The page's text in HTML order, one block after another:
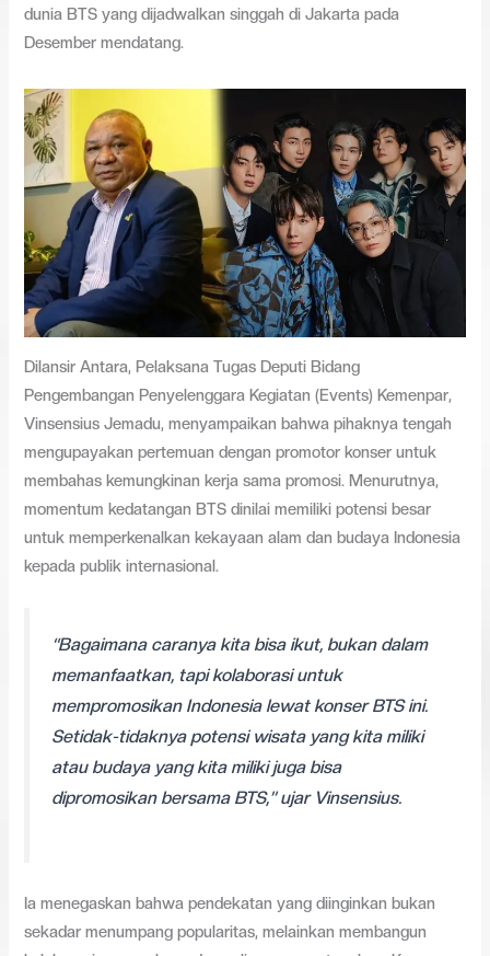
dunia BTS yang dijadwalkan singgah di Jakarta pada
Desember mendatang.
Dilansir Antara, Pelaksana Tugas Deputi Bidang
Pengembangan Penyelenggara Kegiatan (Events) Kemenpar,
Vinsensius Jemadu, menyampaikan bahwa pihaknya tengah
mengupayakan pertemuan dengan promotor konser untuk
membahas kemungkinan kerja sama promosi. Menurutnya,
momentum kedatangan BTS dinilai memiliki potensi besar
untuk memperkenalkan kekayaan alam dan budaya Indonesia
kepada publik internasional.
“Bagaimana caranya kita bisa ikut, bukan dalam
memanfaatkan, tapi kolaborasi untuk
mempromosikan Indonesia lewat konser BTS ini.
Setidak-tidaknya potensi wisata yang kita miliki
atau budaya yang kita miliki juga bisa
dipromosikan bersama BTS,” ujar Vinsensius.
Ia menegaskan bahwa pendekatan yang diinginkan bukan
sekadar menumpang popularitas, melainkan membangun